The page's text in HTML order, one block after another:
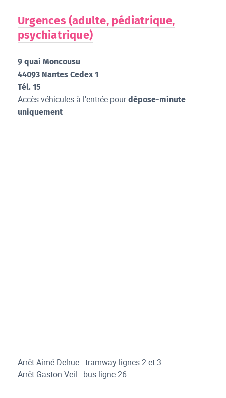
Urgences (adulte, pédiatrique,
psychiatrique)
9 quai Moncousu
44093 Nantes Cedex 1
Tél. 15
Accès véhicules à l'entrée pourdépose-minute
uniquement
Arrêt Aimé Delrue : tramway lignes 2 et 3
Arrêt Gaston Veil : bus ligne 26